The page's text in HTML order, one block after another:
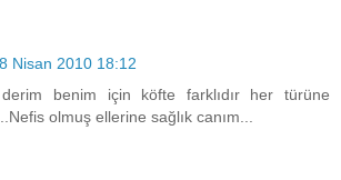
8 Nisan 2010 18:12
benim için köfte farklıdır her türüne
olmuş ellerine sağlık canım...